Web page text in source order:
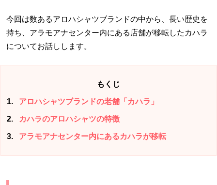
今回は数あるアロハシャツブランドの中から、長い歴史を
持ち、アラモアナセンター内にある店舗が移転したカハラ
についてお話しします。
もくじ
1 アロハシャツブランドの老舗「カハラ」
2 カハラのアロハシャツの特徴
3 アラモアナセンター内にあるカハラが移転